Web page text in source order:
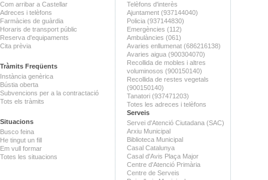
Com arribar a Castellar
Adreces i telèfons
Farmàcies de guàrdia
Horaris de transport públic
Reserva d'equipaments
Cita prèvia
Tràmits Freqüents
Instància genèrica
Bústia oberta
Subvencions per a la contractació
Tots els tràmits
Situacions
Busco feina
He tingut un fill
Em vull formar
Totes les situacions
Telèfons d'interès
Ajuntament (937144040)
Policia (937144830)
Emergències (112)
Ambulàncies (061)
Avaries enllumenat (686216138)
Avaries aigua (900304070)
Recollida de mobles i altres
voluminosos (900150140)
Recollida de restes vegetals
(900150140)
Tanatori (937471203)
Totes les adreces i telèfons
Serveis
Servei d'Atenció Ciutadana (SAC)
Arxiu Municipal
Biblioteca Municipal
Casal Catalunya
Casal d'Avis Plaça Major
Centre d'Atenció Primària
Centre de Serveis